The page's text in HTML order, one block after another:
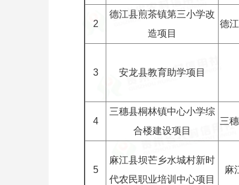
2
德江县煎茶镇第三小学改
造项目
德
3 安龙县教育助学项目
4
三穗县桐林镇中心小学综
合楼建设项目
三
5
麻江县坝芒乡水城村新时
代农民职业培训中心项目
麻